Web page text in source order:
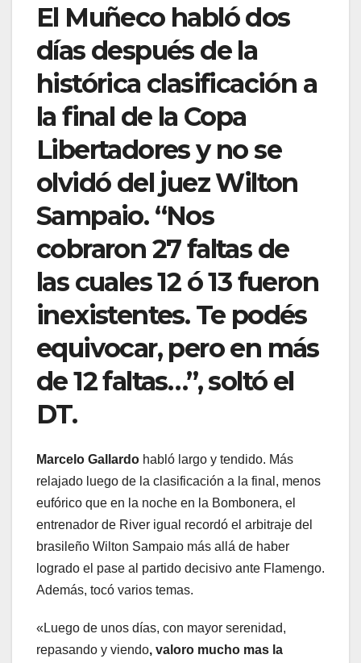
El Muñeco habló dos
días después de la
histórica clasificación a
la final de la Copa
Libertadores y no se
olvidó del juez Wilton
Sampaio. “Nos
cobraron 27 faltas de
las cuales 12 ó 13 fueron
inexistentes. Te podés
equivocar, pero en más
de 12 faltas…”, soltó el
DT.
Marcelo Gallardo habló largo y tendido. Más
relajado luego de la clasificación a la final, menos
eufórico que en la noche en la Bombonera, el
entrenador de River igual recordó el arbitraje del
brasileño Wilton Sampaio más allá de haber
logrado el pase al partido decisivo ante Flamengo.
Además, tocó varios temas.
«Luego de unos días, con mayor serenidad,
repasando y viendo, valoro mucho mas la